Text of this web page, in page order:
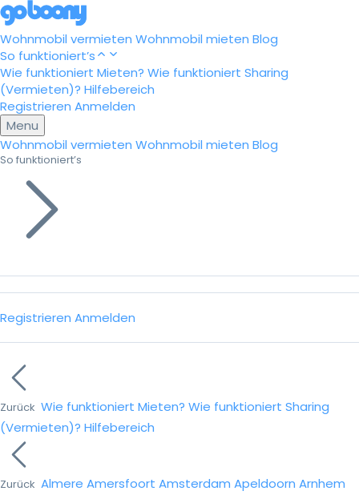
Wohnmobil vermieten Wohnmobil mieten Blog
So funktioniert’s
Wie funktioniert Mieten? Wie funktioniert Sharing
(Vermieten)? Hilfebereich
Registrieren Anmelden
Menu
Wohnmobil vermieten Wohnmobil mieten Blog
So funktioniert’s
Registrieren Anmelden
Zurück Wie funktioniert Mieten? Wie funktioniert Sharing
(Vermieten)? Hilfebereich
Zurück Almere Amersfoort Amsterdam Apeldoorn Arnhem